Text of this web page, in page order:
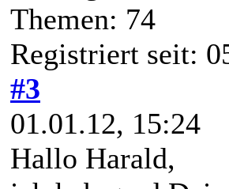
Themen: 74
Registriert seit:
#3
01.01.12, 15:24
Hallo Harald,